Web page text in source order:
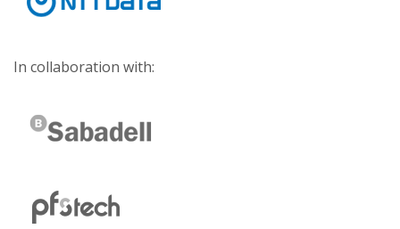
In collaboration with: